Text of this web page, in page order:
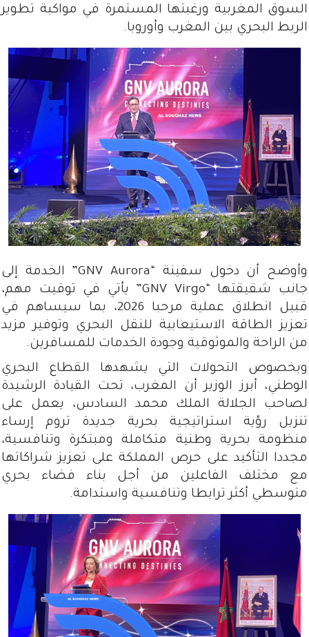
السوق المغربية ورغبتها المستمرة في مواكبة تطوير
الربط البحري بين المغرب وأوروبا.
وأوضح أن دخول سفينة “GNV Aurora” الخدمة إلى
جانب شقيقتها “GNV Virgo” يأتي في توقيت مهم،
قبيل انطلاق عملية مرحبا 2026، بما سيساهم في
تعزيز الطاقة الاستيعابية للنقل البحري وتوفير مزيد
من الراحة والموثوقية وجودة الخدمات للمسافرين.
وبخصوص التحولات التي يشهدها القطاع البحري
الوطني، أبرز الوزير أن المغرب، تحت القيادة الرشيدة
لصاحب الجلالة الملك محمد السادس، يعمل على
تنزيل رؤية استراتيجية بحرية جديدة تروم إرساء
منظومة بحرية وطنية متكاملة ومبتكرة وتنافسية،
مجددا التأكيد على حرص المملكة على تعزيز شراكاتها
مع مختلف الفاعلين من أجل بناء فضاء بحري
متوسطي أكثر ترابطا وتنافسية واستدامة.